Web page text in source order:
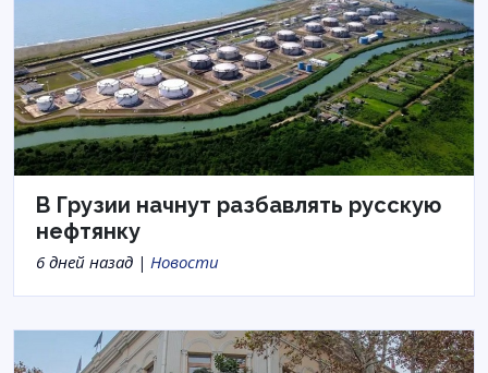
В Грузии начнут разбавлять русскую
нефтянку
6 дней назад | Новости